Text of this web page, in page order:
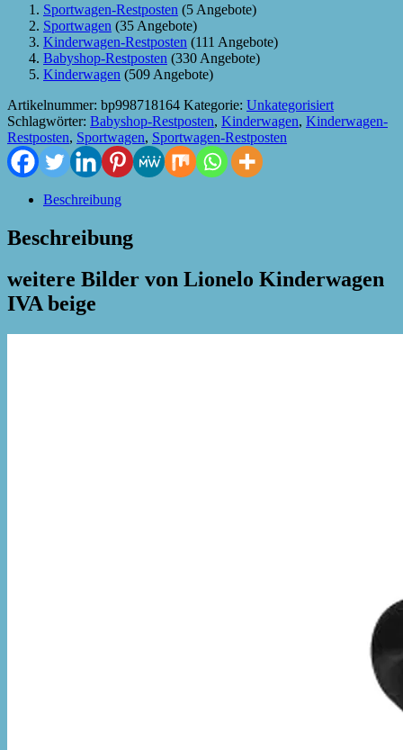
Sportwagen-Restposten (5 Angebote)
Sportwagen (35 Angebote)
Kinderwagen-Restposten (111 Angebote)
Babyshop-Restposten (330 Angebote)
Kinderwagen (509 Angebote)
Artikelnummer: bp998718164 Kategorie: Unkategorisiert
Schlagwörter: Babyshop-Restposten, Kinderwagen, Kinderwagen-
Restposten, Sportwagen, Sportwagen-Restposten
Beschreibung
Beschreibung
weitere Bilder von Lionelo Kinderwagen
IVA beige